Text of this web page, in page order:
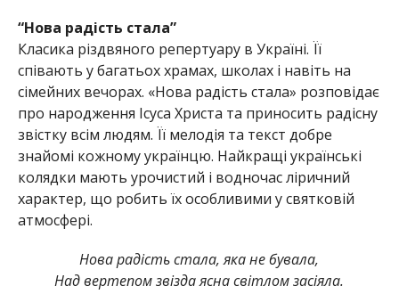
“Нова радість стала”
Класика різдвяного репертуару в Україні. Її
співають у багатьох храмах, школах і навіть на
сімейних вечорах. «Нова радість стала» розповідає
про народження Ісуса Христа та приносить радісну
звістку всім людям. Її мелодія та текст добре
знайомі кожному українцю. Найкращі українські
колядки мають урочистий і водночас ліричний
характер, що робить їх особливими у святковій
атмосфері.
Нова радість стала, яка не бувала,
Над вертепом звізда ясна світлом засіяла.